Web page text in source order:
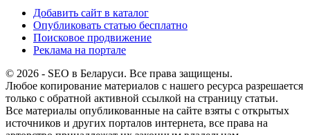
Добавить сайт в каталог
Опубликовать статью бесплатно
Поисковое продвижение
Реклама на портале
© 2026 - SEO в Беларуси. Все права защищены.
Любое копирование материалов с нашего ресурса разрешается
только с обратной активной ссылкой на страницу статьи.
Все материалы опубликованные на сайте взяты с открытых
источников и других порталов интернета, все права на